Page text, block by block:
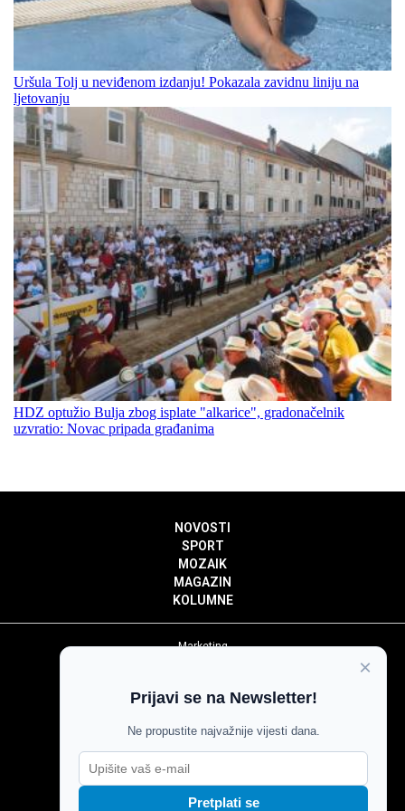
Uršula Tolj u neviđenom izdanju! Pokazala zavidnu liniju na
ljetovanju
HDZ optužio Bulja zbog isplate "alkarice", gradonačelnik
uzvratio: Novac pripada građanima
NOVOSTI
SPORT
MOZAIK
MAGAZIN
KOLUMNE
Marketing
Impressum
Pravila komentiranja
Agroglas
×
Prijavi se na Newsletter!
Ne propustite najvažnije vijesti dana.
Pretplati se